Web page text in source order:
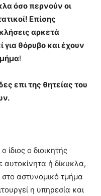
όσο περνούν οι
Επίσης
αρκετά
για θόρυβο και έχουν
!
επι της θητείας του
ίδιος ο διοικητής
ή δίκυκλα,
στο αστυνομικό τμήμα
η υπηρεσία και